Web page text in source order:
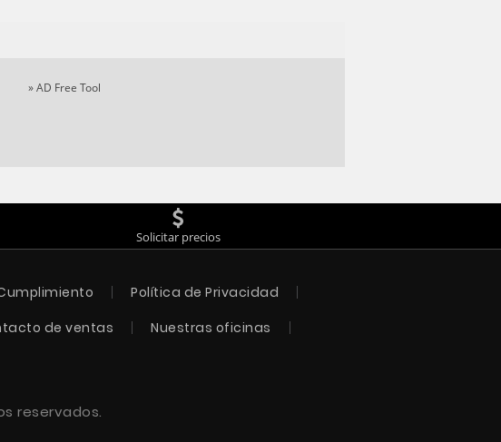
»AD Free Tool
Solicitar precios
Política de Privacidad
de ventas
Nuestras oficinas
reservados.